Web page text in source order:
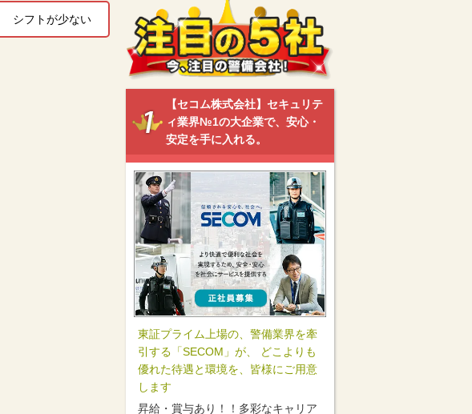
シフトが少ない
【セコム株式会社】セキュリテ
ィ業界№1の大企業で、安心・
安定を手に入れる。
東証プライム上場の、警備業界を牽
引する「SECOM」が、 どこよりも
優れた待遇と環境を、皆様にご用意
します
昇給・賞与あり！！多彩なキャリア